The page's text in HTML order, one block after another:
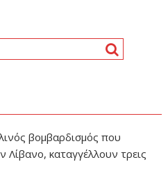
βομβαρδισμός που
καταγγέλλουν τρεις